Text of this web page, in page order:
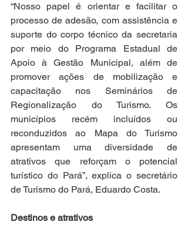
“Nosso papel é orientar e facilitar o
processo de adesão, com assistência e
suporte do corpo técnico da secretaria
por meio do Programa Estadual de
Apoio à Gestão Municipal, além de
promover ações de mobilização e
capacitação nos Seminários de
Regionalização do Turismo. Os
municípios recém incluídos ou
reconduzidos ao Mapa do Turismo
apresentam uma diversidade de
atrativos que reforçam o potencial
turístico do Pará”, explica o secretário
de Turismo do Pará, Eduardo Costa.
Destinos e atrativos